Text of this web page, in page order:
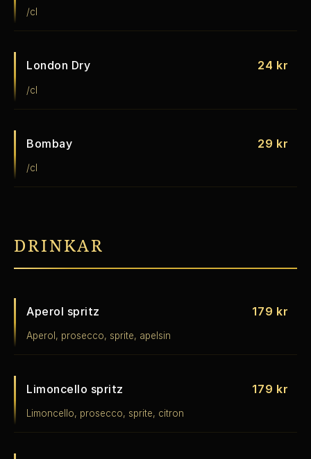
/cl
London Dry 24 kr
/cl
Bombay 29 kr
/cl
DRINKAR
Aperol spritz 179 kr
Aperol, prosecco, sprite, apelsin
Limoncello spritz 179 kr
Limoncello, prosecco, sprite, citron